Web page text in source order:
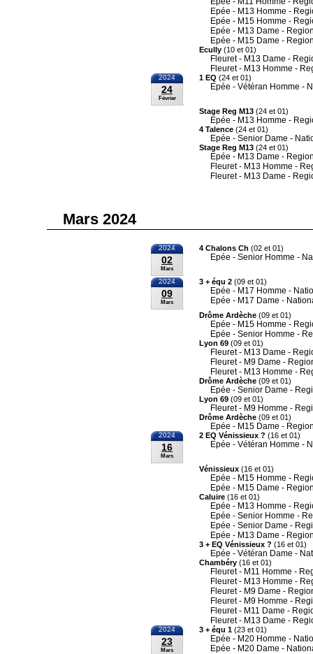
Epée - M13 Homme -
Epée - M15 Homme -
Epée - M13 Dame -
Epée - M15 Dame -
Ecully (10 et 01)
Fleuret - M13 Dame -
Fleuret - M13 Homme -
2024
24
Février
1 EQ (24 et 01)
Epée - Vétéran Homme -
Stage Reg M13 (24 et 01)
Epée - M13 Homme -
4 Talence (24 et 01)
Epée - Senior Dame -
Stage Reg M13 (24 et 01)
Epée - M13 Dame -
Fleuret - M13 Homme -
Fleuret - M13 Dame -
Mars 2024
2024
02
Mars
4 Chalons Ch (02 et 01)
Epée - Senior Homme -
2024
09
Mars
3 + équ 2 (09 et 01)
Epée - M17 Homme -
Epée - M17 Dame -
Drôme Ardèche (09 et 01)
Epée - M15 Homme -
Epée - Senior Homme -
Lyon 69 (09 et 01)
Fleuret - M13 Dame -
Fleuret - M9 Dame -
Fleuret - M13 Homme -
Drôme Ardèche (09 et 01)
Epée - Senior Dame -
Lyon 69 (09 et 01)
Fleuret - M9 Homme -
Drôme Ardèche (09 et 01)
Epée - M15 Dame -
2024
16
Mars
2 EQ Vénissieux ? (16 et 01)
Epée - Vétéran Homme -
Vénissieux (16 et 01)
Epée - M15 Homme -
Epée - M15 Dame -
Caluire (16 et 01)
Epée - M13 Homme -
Epée - Senior Homme -
Epée - Senior Dame -
Epée - M13 Dame -
3 + EQ Vénissieux ? (16 et 01)
Epée - Vétéran Dame -
Chambéry (16 et 01)
Fleuret - M11 Homme -
Fleuret - M13 Homme -
Fleuret - M9 Dame -
Fleuret - M9 Homme -
Fleuret - M11 Dame -
Fleuret - M13 Dame -
2024
23
Mars
3 + équ 1 (23 et 01)
Epée - M20 Homme -
Epée - M20 Dame -